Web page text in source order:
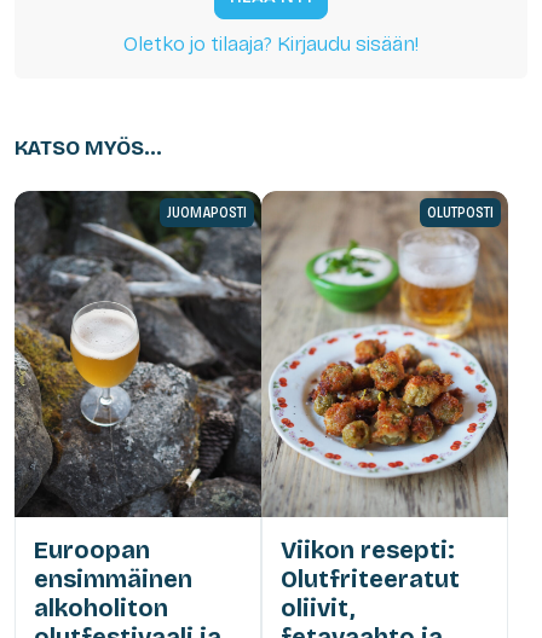
Oletko jo tilaaja? Kirjaudu sisään!
KATSO MYÖS...
JUOMAPOSTI
Euroopan
ensimmäinen
alkoholiton
OLUTPOSTI
Viikon resepti:
Olutfriteeratut
oliivit,